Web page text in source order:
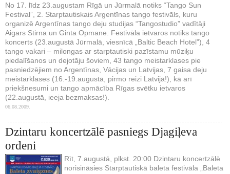
No 17. līdz 23.augustam Rīgā un Jūrmalā notiks “Tango Sun
Festival”, 2. Starptautiskais Argentīnas tango festivāls, kuru
organizē Argentīnas tango deju studijas “Tangostudio” vadītāji
Aigars Stirna un Ginta Opmane. Festivāla ietvaros notiks tango
koncerts (23.augustā Jūrmalā, viesnīcā „Baltic Beach Hotel”), 4
tango vakari – milongas ar starptautiski pazīstamu mūziķu
piedalīšanos un dejotāju šoviem, 43 tango meistarklases pie
pasniedzējiem no Argentīnas, Vācijas un Latvijas, 7 gaisa deju
meistarklases (16.-19.augustā, pirmo reizi Latvijā!), kā arī
priekšnesumi un tango apmācība Rīgas svētku ietvaros
(22.augustā, ieeja bezmaksas!).
06.08.2009.
Dzintaru koncertzālē pasniegs Djagiļeva
ordeni
Rīt, 7.augustā, plkst. 20:00 Dzintaru koncertzālē
norisināsies Starptautiskā baleta festivāla „Baleta